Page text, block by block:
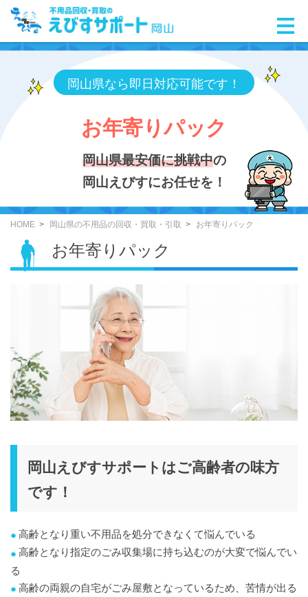
岡山県なら即日対応可能です！
お年寄りパック
岡山県最安価に挑戦中の
岡山えびすにお任せを！
HOME 岡山県の不用品の回収・買取・引取 お年寄りパック
お年寄りパック
岡山えびすサポートはご高齢者の味方
です！
高齢となり重い不用品を処分できなくて悩んでいる
高齢となり指定のごみ収集場に持ち込むのが大変で悩んでい
る
高齢の両親の自宅がごみ屋敷となっているため、苦情が出る